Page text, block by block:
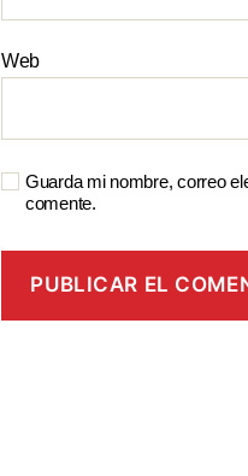
Web
Guarda mi nombre, correo
comente.